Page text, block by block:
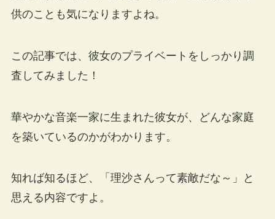
供のことも気になりますよね。
この記事では、彼女のプライベートをしっかり調
査してみました！
華やかな音楽一家に生まれた彼女が、どんな家庭
を築いているのかがわかります。
知れば知るほど、「理沙さんって素敵だな～」と
思える内容ですよ。